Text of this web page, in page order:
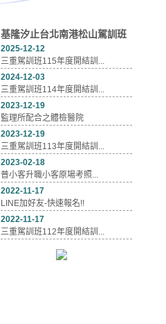
基隆汐止台北南港松山駕訓班
2025-12-12
三重駕訓班115年度開結訓...
2024-12-03
三重駕訓班114年度開結訓...
2023-12-19
監理所配合之體檢醫院
2023-12-19
三重駕訓班113年度開結訓...
2023-02-18
普小客升職小客原場考照...
2022-11-17
LINE加好友-快速報名!!
2022-11-17
三重駕訓班112年度開結訓...